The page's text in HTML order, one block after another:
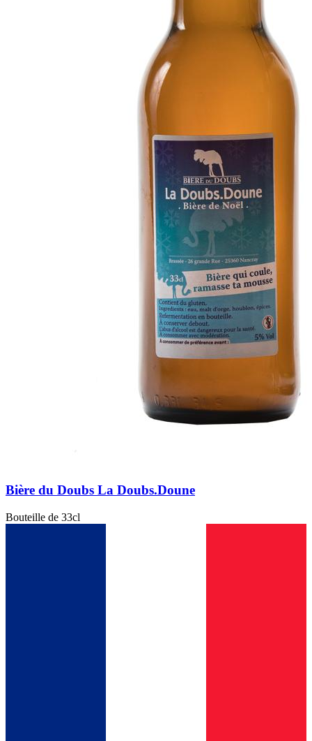
Bière du Doubs La Doubs.Doune
Bouteille de 33cl